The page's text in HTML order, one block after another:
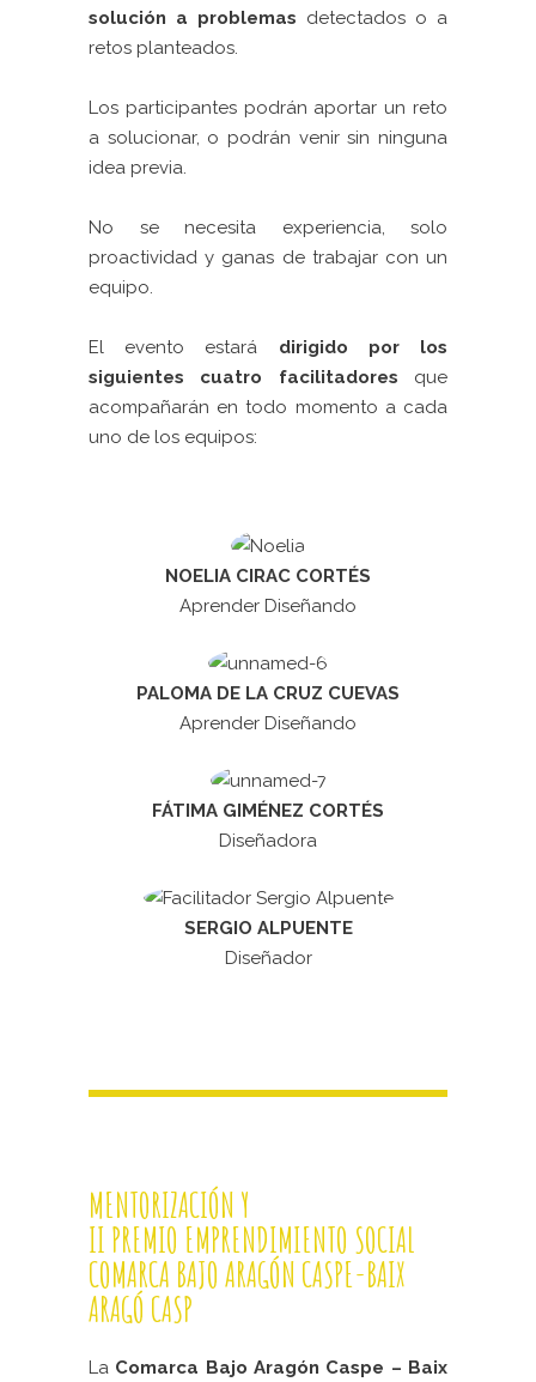
solución a problemas detectados o a
retos planteados.
Los participantes podrán aportar un reto
a solucionar, o podrán venir sin ninguna
idea previa.
No se necesita experiencia, solo
proactividad y ganas de trabajar con un
equipo.
El evento estará dirigido por los
siguientes cuatro facilitadores que
acompañarán en todo momento a cada
uno de los equipos:
NOELIA CIRAC CORTÉS
Aprender Diseñando
PALOMA DE LA CRUZ CUEVAS
Aprender Diseñando
FÁTIMA GIMÉNEZ CORTÉS
Diseñadora
SERGIO ALPUENTE
Diseñador
MENTORIZACIÓN Y
II PREMIO EMPRENDIMIENTO SOCIAL
COMARCA BAJO ARAGÓN CASPE-BAIX
ARAGÓ CASP
La Comarca Bajo Aragón Caspe – Baix